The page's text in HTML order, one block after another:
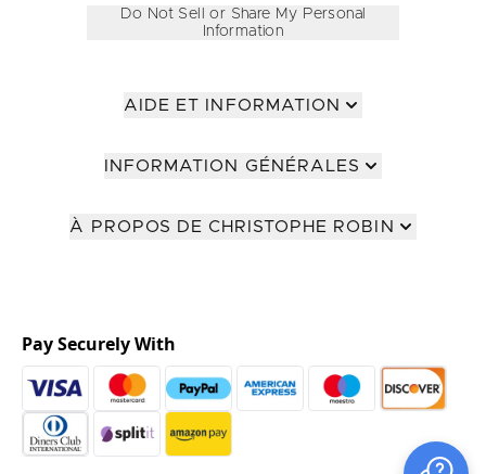
Do Not Sell or Share My Personal
Information
AIDE ET INFORMATION
INFORMATION GÉNÉRALES
À PROPOS DE CHRISTOPHE ROBIN
Pay Securely With